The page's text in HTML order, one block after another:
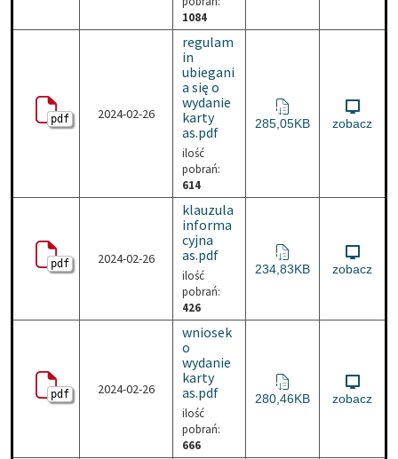
1084
pdf 2024-02-26
regulam
in
ubiegani
a się o
wydanie
karty
as.pdf
ilość
pobrań:
614
regulamin ubiegania się
285,05KB zobacz
pdf 2024-02-26
klauzula
informa
cyjna
as.pdf
ilość
pobrań:
426
klauzula informacyjna
234,83KB zobacz
pdf 2024-02-26
wniosek
o
wydanie
karty
as.pdf
ilość
pobrań:
666
wniosek o wydanie karty
280,46KB zobacz